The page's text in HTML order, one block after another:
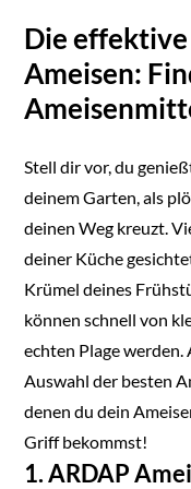
Die effektive
Ameisen:
Stell dir vor, du
deinem Garten, als
deinen Weg kreuzt.
deiner Küche
Krümel deines
können schnell von
echten Plage werden.
Auswahl der besten
denen du dein
Griff bekommst!
1. ARDAP